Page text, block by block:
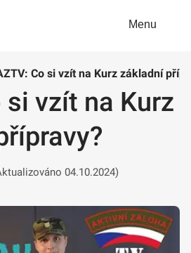
Menu
Co si vzít na Kurz základní
si vzít na Kurz
04.10.2024)